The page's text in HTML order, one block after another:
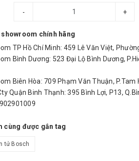
- +
showroom chính hãng
TP Hồ Chí Minh: 459 Lê Văn Việt,
Bình Dương: 523 Đại Lộ Bình Dương,
Biên Hòa: 709 Phạm Văn Thuận, P.Tam
Quận Binh Thạnh: 395 Bình Lợi, P13,
cùng được gắn tag
tử Bosch